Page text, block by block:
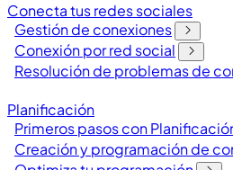
Conecta tus redes sociales
Gestión de conexiones
Conexión por red social
Resolución de problemas de
Planificación
Primeros pasos con
Creación y programación de